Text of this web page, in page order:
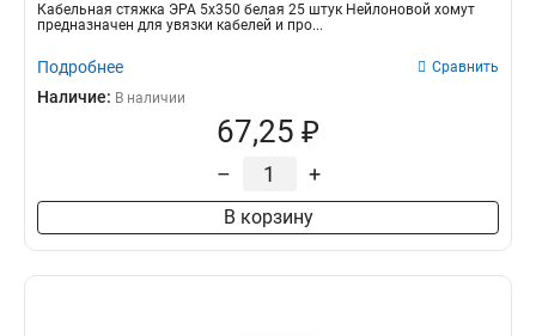
Кабельная стяжка ЭРА 5х350 белая 25 штук Нейлоновой хомут
предназначен для увязки кабелей и про...
Подробнее Сравнить
Наличие: В наличии
67,25 ₽
– +
В корзину